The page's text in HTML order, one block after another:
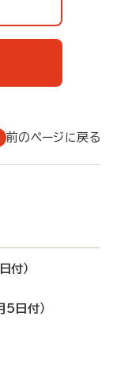
前のページに戻る
付）
5日付）